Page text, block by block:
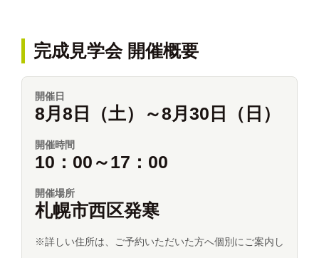
完成見学会 開催概要
開催日
8月8日（土）～8月30日（日）
開催時間
10：00～17：00
開催場所
札幌市西区発寒
※詳しい住所は、ご予約いただいた方へ個別にご案内し